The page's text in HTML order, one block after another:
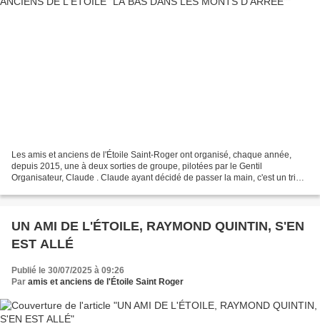
Les amis et anciens de l'Étoile Saint-Roger ont organisé, chaque année,
depuis 2015, une à deux sorties de groupe, pilotées par le Gentil
Organisateur, Claude . Claude ayant décidé de passer la main, c'est un trio
UN AMI DE L'ÉTOILE, RAYMOND QUINTIN, S'EN
EST ALLÉ
Publié le 30/07/2025 à 09:26
Par amis et anciens de l'Étoile Saint Roger